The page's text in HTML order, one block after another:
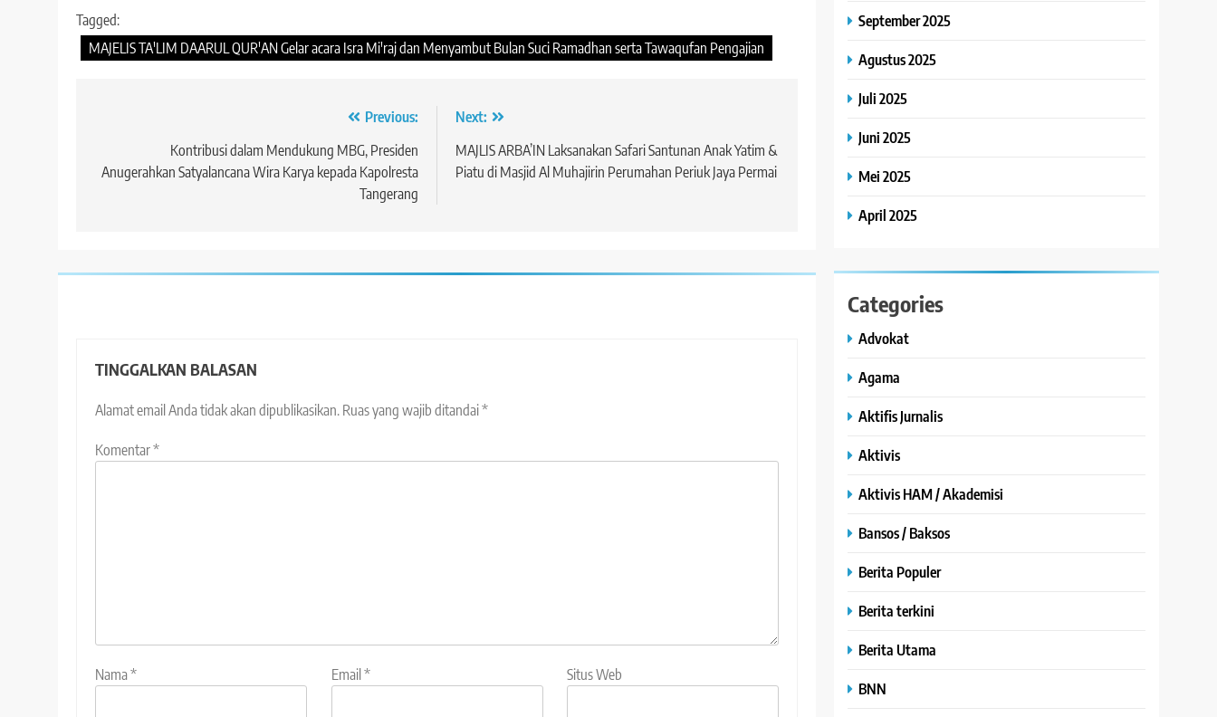
Tagged:
MAJELIS TA'LIM DAARUL QUR'AN Gelar acara Isra Mi'raj dan Menyambut Bulan Suci Ramadhan serta Tawaqufan Pengajian
Previous:
Kontribusi dalam Mendukung MBG, Presiden
Anugerahkan Satyalancana Wira Karya kepada Kapolresta
Tangerang
Next:
MAJLIS ARBA’IN Laksanakan Safari Santunan Anak Yatim &
Piatu di Masjid Al Muhajirin Perumahan Periuk Jaya Permai
TINGGALKAN BALASAN
Alamat email Anda tidak akan dipublikasikan. Ruas yang wajib ditandai*
Komentar*
Nama* Email* Situs Web
September 2025
Agustus 2025
Juli 2025
Juni 2025
Mei 2025
April 2025
Categories
Advokat
Agama
Aktifis Jurnalis
Aktivis
Aktivis HAM / Akademisi
Bansos / Baksos
Berita Populer
Berita terkini
Berita Utama
BNN